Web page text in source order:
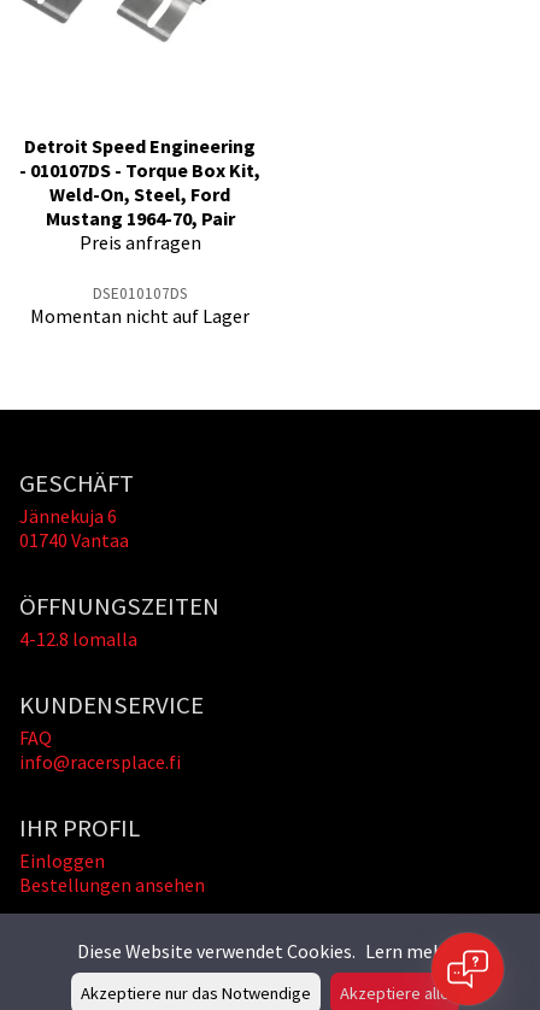
Detroit Speed Engineering
- 010107DS - Torque Box Kit,
Weld-On, Steel, Ford
Mustang 1964-70, Pair
Preis anfragen
DSE010107DS
Momentan nicht auf Lager
GESCHÄFT
Jännekuja 6
01740 Vantaa
ÖFFNUNGSZEITEN
4-12.8 lomalla
KUNDENSERVICE
FAQ
info@racersplace.fi
IHR PROFIL
Einloggen
Bestellungen ansehen
Diese Website verwendet Cookies. Lern mehr »
Akzeptiere nur das Notwendige Akzeptiere alle